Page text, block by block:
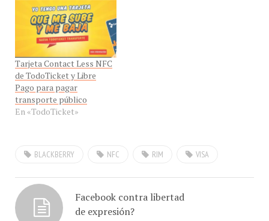
un entorno en el que se
intercambian información
y las transacciones a
través de móvil usando
Near Field Communication
(NFC). Además del Badge
tradicional,…
Tarjeta Contact Less NFC
de TodoTicket y Libre
Pago para pagar
transporte público
En «TodoTicket»
BLACKBERRY NFC RIM VISA
Facebook contra libertad
de expresión?